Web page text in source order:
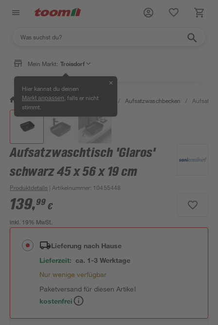
Mein Markt: Troisdorf
Hier kannst du deinen
Markt anpassen , falls er nicht
stimmt.
✕
/ Bad & Sanitär / Waschbecken / Aufsatzwaschbecken /
Aufsatzwaschtisch 'Glaros'
schwarz 45 x 56 x 19 cm
Produktdetails | Artikelnummer: 10455448
139,99 €
inkl. 19% MwSt.
Lieferung nach Hause
Lieferzeit: ca. 1-3 Werktage
Nur wenige verfügbar
Paketversand für diesen Artikel
kostenfrei